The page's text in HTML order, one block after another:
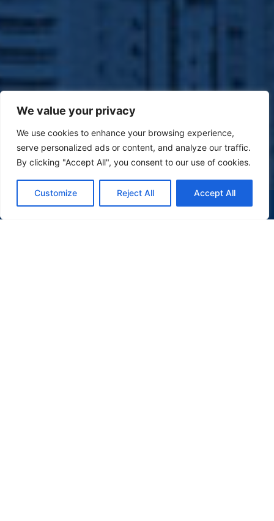
We value your privacy
We use cookies to enhance your browsing experience,
serve personalized ads or content, and analyze our traffic.
By clicking "Accept All", you consent to our use of cookies.
Customize Reject All Accept All
(47) 9 9977-7630